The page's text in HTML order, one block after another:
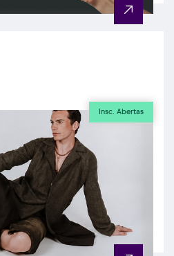
Insc. Abertas